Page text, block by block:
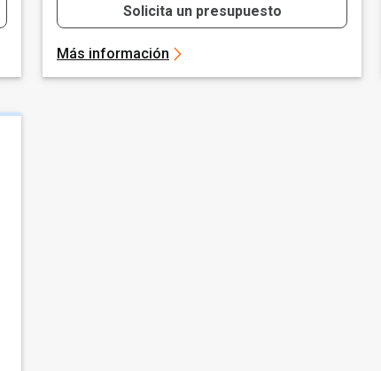
Solicita un presupuesto
Más información